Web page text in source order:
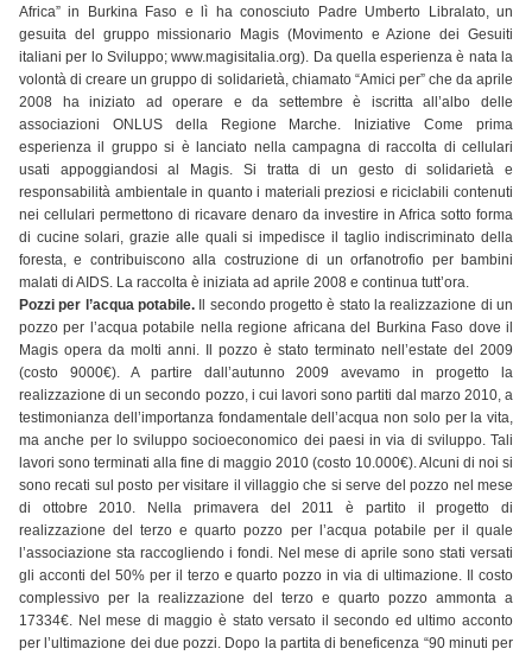
Africa” in Burkina Faso e lì ha conosciuto Padre Umberto Libralato, un
gesuita del gruppo missionario Magis (Movimento e Azione dei Gesuiti
italiani per lo Sviluppo; www.magisitalia.org). Da quella esperienza è nata la
volontà di creare un gruppo di solidarietà, chiamato “Amici per” che da aprile
2008 ha iniziato ad operare e da settembre è iscritta all’albo delle
associazioni ONLUS della Regione Marche. Iniziative Come prima
esperienza il gruppo si è lanciato nella campagna di raccolta di cellulari
usati appoggiandosi al Magis. Si tratta di un gesto di solidarietà e
responsabilità ambientale in quanto i materiali preziosi e riciclabili contenuti
nei cellulari permettono di ricavare denaro da investire in Africa sotto forma
di cucine solari, grazie alle quali si impedisce il taglio indiscriminato della
foresta, e contribuiscono alla costruzione di un orfanotrofio per bambini
malati di AIDS. La raccolta è iniziata ad aprile 2008 e continua tutt’ora.
Pozzi per l’acqua potabile.
Il secondo progetto è stato la realizzazione di un
pozzo per l’acqua potabile nella regione africana del Burkina Faso dove il
Magis opera da molti anni. Il pozzo è stato terminato nell’estate del 2009
(costo 9000€). A partire dall’autunno 2009 avevamo in progetto la
realizzazione di un secondo pozzo, i cui lavori sono partiti dal marzo 2010, a
testimonianza dell’importanza fondamentale dell’acqua non solo per la vita,
ma anche per lo sviluppo socioeconomico dei paesi in via di sviluppo. Tali
lavori sono terminati alla fine di maggio 2010 (costo 10.000€). Alcuni di noi si
sono recati sul posto per visitare il villaggio che si serve del pozzo nel mese
di ottobre 2010. Nella primavera del 2011 è partito il progetto di
realizzazione del terzo e quarto pozzo per l’acqua potabile per il quale
l’associazione sta raccogliendo i fondi. Nel mese di aprile sono stati versati
gli acconti del 50% per il terzo e quarto pozzo in via di ultimazione. Il costo
complessivo per la realizzazione del terzo e quarto pozzo ammonta a
17334€. Nel mese di maggio è stato versato il secondo ed ultimo acconto
per l’ultimazione dei due pozzi. Dopo la partita di beneficenza “90 minuti per